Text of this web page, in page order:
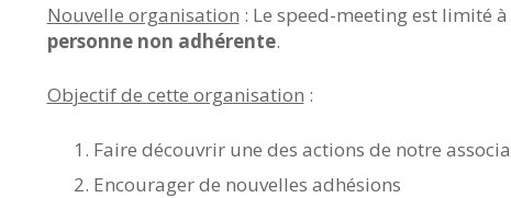
Nouvelle organisation : Le speed-meeting est limité
personne non adhérente.
Objectif de cette organisation :
Faire découvrir une des actions de notre
Encourager de nouvelles adhésions